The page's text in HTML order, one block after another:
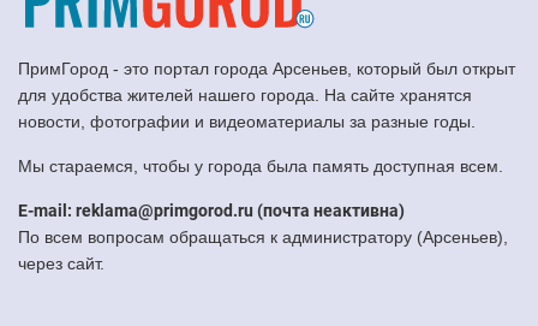
ПримГород - это портал города Арсеньев, который был открыт
для удобства жителей нашего города. На сайте хранятся
новости, фотографии и видеоматериалы за разные годы.
Мы стараемся, чтобы у города была память доступная всем.
E-mail: reklama@primgorod.ru (почта неактивна)
По всем вопросам обращаться к администратору (Арсеньев),
через сайт.